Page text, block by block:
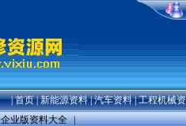
|首页|新能源资料|汽车资料|工程机械
企业版资料大全 |